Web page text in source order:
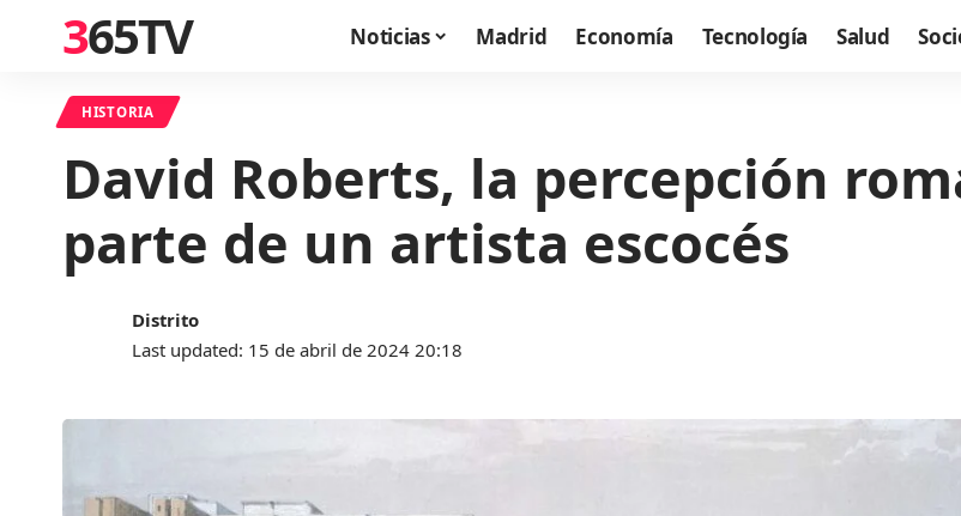
365TV Noticias Madrid Economía Tecnología Salud
HISTORIA
David Roberts, la percepción
parte de un artista escocés
Last updated: 15 de abril de 2024 20:18
Distrito